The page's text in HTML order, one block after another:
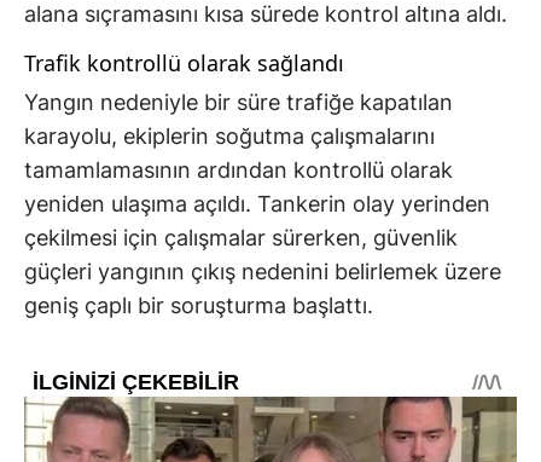
alana sıçramasını kısa sürede kontrol altına aldı.
Trafik kontrollü olarak sağlandı
Yangın nedeniyle bir süre trafiğe kapatılan
karayolu, ekiplerin soğutma çalışmalarını
tamamlamasının ardından kontrollü olarak
yeniden ulaşıma açıldı. Tankerin olay yerinden
çekilmesi için çalışmalar sürerken, güvenlik
güçleri yangının çıkış nedenini belirlemek üzere
geniş çaplı bir soruşturma başlattı.